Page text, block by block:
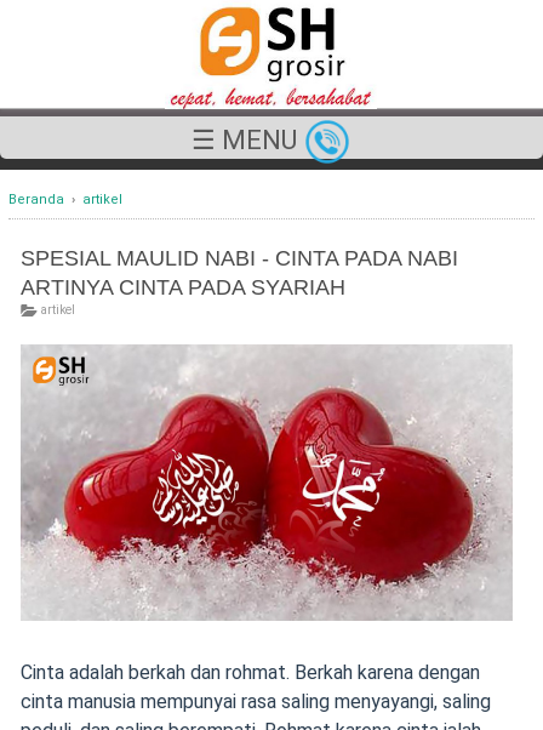
☰ MENU
Beranda › artikel
SPESIAL MAULID NABI - CINTA PADA NABI
ARTINYA CINTA PADA SYARIAH
artikel
Cinta adalah berkah dan rohmat. Berkah karena dengan
cinta manusia mempunyai rasa saling menyayangi, saling